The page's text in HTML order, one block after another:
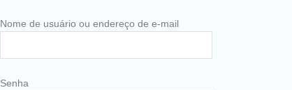
Nome de usuário ou endereço de e-mail
Senha